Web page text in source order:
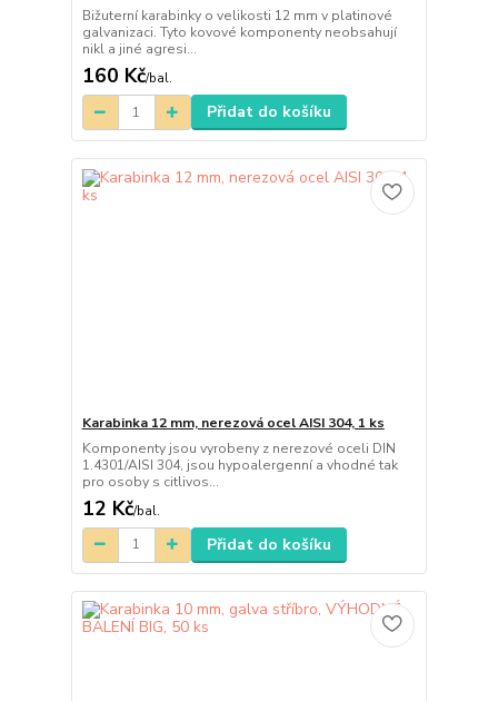
Bižuterní karabinky o velikosti 12 mm v platinové
galvanizaci. Tyto kovové komponenty neobsahují
nikl a jiné agresi...
160 Kč/bal.
Přidat do košíku
Karabinka 12 mm, nerezová ocel AISI 304, 1 ks
Komponenty jsou vyrobeny z nerezové oceli DIN
1.4301/AISI 304, jsou hypoalergenní a vhodné tak
pro osoby s citlivos...
12 Kč/bal.
Přidat do košíku